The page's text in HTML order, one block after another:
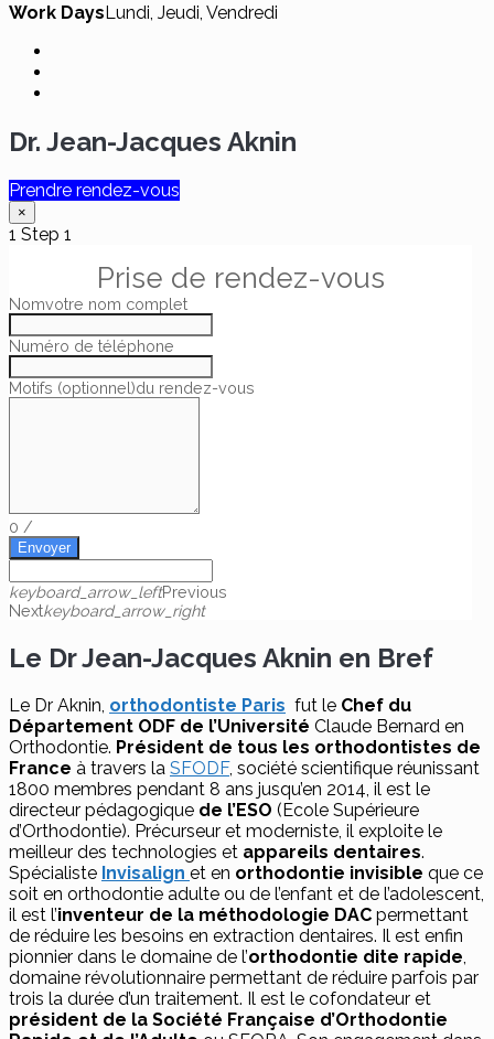
Work DaysLundi, Jeudi, Vendredi
Dr. Jean-Jacques Aknin
Prendre rendez-vous
×
1 Step 1
Prise de rendez-vous
Nomvotre nom complet
Numéro de téléphone
Motifs (optionnel)du rendez-vous
0 /
Envoyer
keyboard_arrow_leftPrevious
Nextkeyboard_arrow_right
Le Dr Jean-Jacques Aknin en Bref
Le Dr Aknin, orthodontiste Paris fut le Chef du
Département ODF de l’Université Claude Bernard en
Orthodontie. Président de tous les orthodontistes de
France à travers la SFODF, société scientifique réunissant
1800 membres pendant 8 ans jusqu’en 2014, il est le
directeur pédagogique de l’ESO (Ecole Supérieure
d’Orthodontie). Précurseur et moderniste, il exploite le
meilleur des technologies et appareils dentaires.
Spécialiste Invisalign et en orthodontie invisible que ce
soit en orthodontie adulte ou de l’enfant et de l’adolescent,
il est l’inventeur de la méthodologie DAC permettant
de réduire les besoins en extraction dentaires. Il est enfin
pionnier dans le domaine de l’orthodontie dite rapide,
domaine révolutionnaire permettant de réduire parfois par
trois la durée d’un traitement. Il est le cofondateur et
président de la Société Française d’Orthodontie